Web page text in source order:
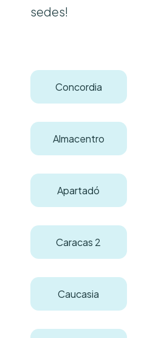
sedes!
Concordia
Almacentro
Apartadó
Caracas 2
Caucasia